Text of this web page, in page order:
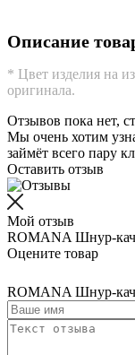
Описание
* Цвет изделия на
оригинала.
Отзывов пока нет,
Мы очень хотим
займёт всего пару
Оставить отзыв
Мой отзыв
ROMANA Шнур-
Оцените товар
ROMANA Шнур-